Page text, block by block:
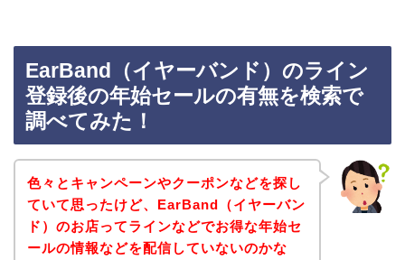
EarBand（イヤーバンド）のライン
登録後の年始セールの有無を検索で
調べてみた！
色々とキャンペーンやクーポンなどを探し
ていて思ったけど、EarBand（イヤーバン
ド）のお店ってラインなどでお得な年始セ
ールの情報などを配信していないのかな